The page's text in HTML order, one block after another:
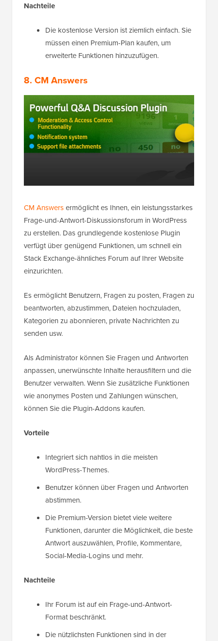
Nachteile
Die kostenlose Version ist ziemlich einfach. Sie
müssen einen Premium-Plan kaufen, um
erweiterte Funktionen hinzuzufügen.
8. CM Answers
CM Answersermöglicht es Ihnen, ein leistungsstarkes
Frage-und-Antwort-Diskussionsforum in WordPress
zu erstellen. Das grundlegende kostenlose Plugin
verfügt über genügend Funktionen, um schnell ein
Stack Exchange-ähnliches Forum auf Ihrer Website
einzurichten.
Es ermöglicht Benutzern, Fragen zu posten, Fragen zu
beantworten, abzustimmen, Dateien hochzuladen,
Kategorien zu abonnieren, private Nachrichten zu
senden usw.
Als Administrator können Sie Fragen und Antworten
anpassen, unerwünschte Inhalte herausfiltern und die
Benutzer verwalten. Wenn Sie zusätzliche Funktionen
wie anonymes Posten und Zahlungen wünschen,
können Sie die Plugin-Addons kaufen.
Vorteile
Integriert sich nahtlos in die meisten
WordPress-Themes.
Benutzer können über Fragen und Antworten
abstimmen.
Die Premium-Version bietet viele weitere
Funktionen, darunter die Möglichkeit, die beste
Antwort auszuwählen, Profile, Kommentare,
Social-Media-Logins und mehr.
Nachteile
Ihr Forum ist auf ein Frage-und-Antwort-
Format beschränkt.
Die nützlichsten Funktionen sind in der